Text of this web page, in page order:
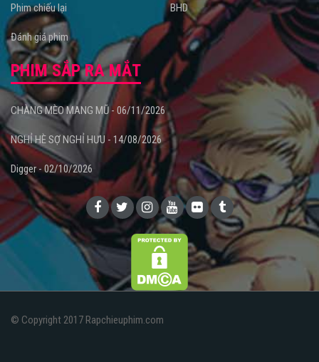
Phim chiếu lại
Đánh giá phim
BHD
PHIM SẮP RA MẮT
CHÀNG MÈO MANG MŨ - 06/11/2026
NGHỈ HÈ SỢ NGHỈ HƯU - 14/08/2026
Digger - 02/10/2026
© Copyright 2017 Rapchieuphim.com